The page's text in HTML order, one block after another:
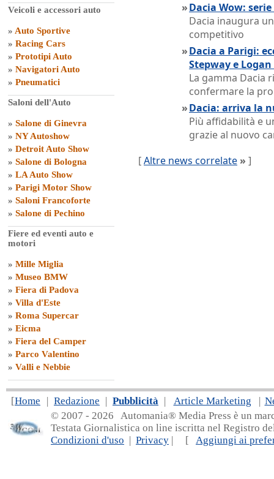
Veicoli e accessori auto
» Auto Sportive
» Racing Cars
» Prototipi Auto
» Navigatori Auto
» Pneumatici
Saloni dell'Auto
» Salone di Ginevra
» NY Autoshow
» Detroit Auto Show
» Salone di Bologna
» LA Auto Show
» Parigi Motor Show
» Saloni Francoforte
» Salone di Pechino
Fiere ed eventi auto e
motori
» Mille Miglia
» Museo BMW
» Fiera di Padova
» Villa d'Este
» Roma Supercar
» Eicma
» Fiera del Camper
» Parco Valentino
» Valli e Nebbie
»Dacia Wow:
Dacia inaugura
competitivo
»Dacia a Parigi:
Stepway e Logan
La gamma Dacia
confermare la
»Dacia: arriva la
Più affidabilità e
grazie al nuovo
[Altre news correlate » ]
[Home | Redazione | Pubblicità | Article Marketing |
© 2007 - 2026 Automania® Media Press è un
Testata Giornalistica on line iscritta nel Registro
Condizioni d'uso | Privacy | [ Aggiungi ai